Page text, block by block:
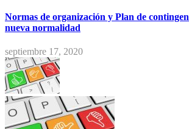
Normas de organización y Plan de
nueva normalidad
septiembre 17, 2020